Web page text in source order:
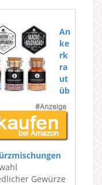
An
ke
rk
ra
ut
üb
Gewürze